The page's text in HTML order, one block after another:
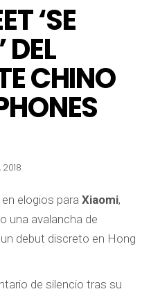
‘SE
DEL
CHINO
elogios paraXiaomi,
una avalancha de
debut discreto en Hong
de silencio tras su